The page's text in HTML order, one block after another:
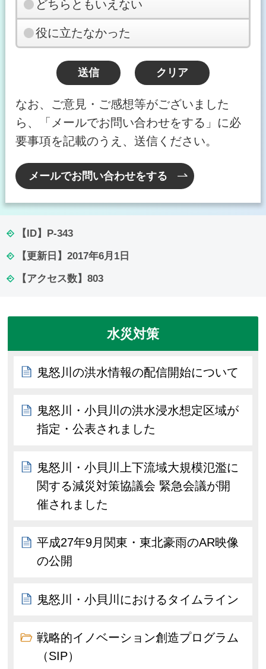
どちらともいえない
役に立たなかった
なお、ご意見・ご感想等がございました
ら、「メールでお問い合わせをする」に必
要事項を記載のうえ、送信ください。
メールでお問い合わせをする
【ID】 P-343
【更新日】 2017年6月1日
【アクセス数】 803
水災対策
鬼怒川の洪水情報の配信開始について
鬼怒川・小貝川の洪水浸水想定区域が
指定・公表されました
鬼怒川・小貝川上下流域大規模氾濫に
関する減災対策協議会 緊急会議が開
催されました
平成27年9月関東・東北豪雨のAR映像
の公開
鬼怒川・小貝川におけるタイムライン
戦略的イノベーション創造プログラム
（SIP）